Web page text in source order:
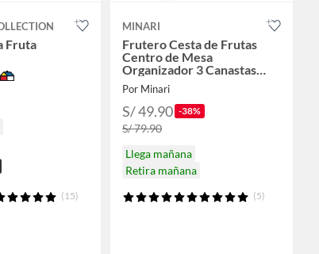
Fruta
(15)
MINARI
Frutero Cesta de Frutas
Centro de Mesa
Organizador 3 Canastas
936C
Por Minari
S/ 49.90 -38%
S/ 79.90
Llega mañana
Retira mañana
(5)